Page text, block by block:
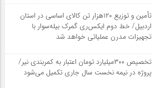
تأمین و توزیع ۱۲۰هزار تن کالای اساسی در استان
اردبیل/ خط دوم ایکس‌ری گمرک بیله‌سوار با
تجهیزات مدرن عملیاتی خواهد شد
تخصیص ۳۰۰میلیارد تومان اعتبار به کمربندی نیر/
پروژه در نیمه نخست سال جاری تکمیل می‌شود